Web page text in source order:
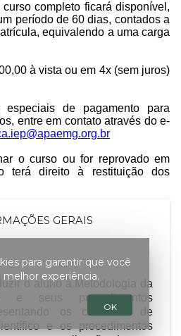
curso completo ficará disponível,
período de 60 dias, contados a
equivalendo a uma carga
à vista ou em 4x (sem juros)
especiais de pagamento para
entre em contato através do e-
o curso ou for reprovado em
terá direito à restituição dos
GERAIS
o aluno à Metodologia da
e seus procedimentos
os conceitos de
e os procedimentos
para garantir que você
experiência.
OK